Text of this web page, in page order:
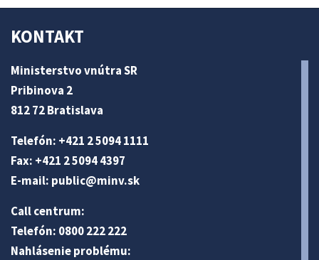
KONTAKT
Ministerstvo vnútra SR
Pribinova 2
812 72 Bratislava
Telefón: +421 2 5094 1111
Fax: +421 2 5094 4397
E-mail: public@minv.sk
Call centrum:
Telefón: 0800 222 222
Nahlásenie problému: